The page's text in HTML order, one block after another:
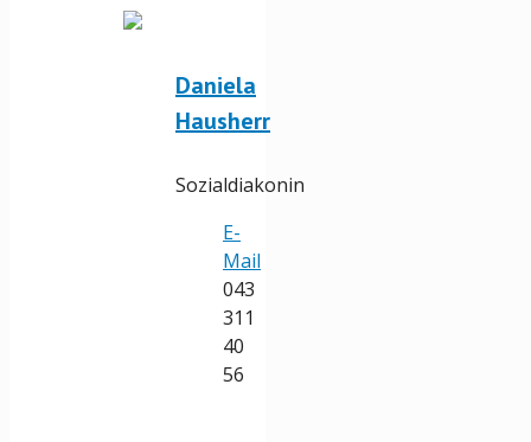
Daniela
Hausherr
Sozialdiakonin
E-
Mail
043
311
40
56